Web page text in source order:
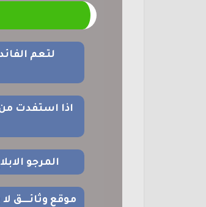
لتعم
اذا استفدت
المرجو
موقع وثائــــق